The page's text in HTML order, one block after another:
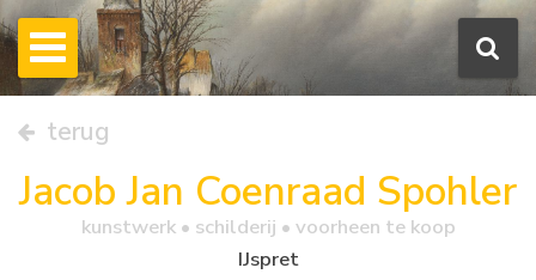
terug
Jacob Jan Coenraad Spohler
kunstwerk • schilderij • voorheen te koop
IJspret